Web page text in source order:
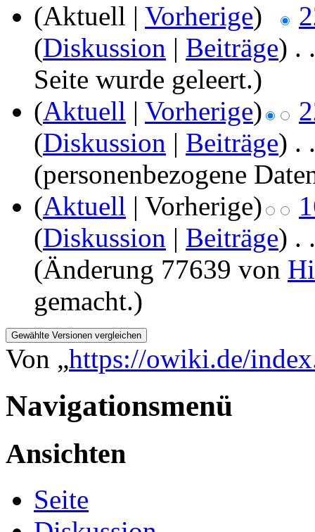
(Aktuell | Vorherige)
(Diskussion | Beiträge) . .
Seite wurde geleert.)
(Aktuell | Vorherige)
(Diskussion | Beiträge) . .
(personenbezogene
(Aktuell | Vorherige)
(Diskussion | Beiträge) . .
(Änderung 77639 von
gemacht.)
Von „https://owiki.de/
Navigationsmenü
Ansichten
Seite